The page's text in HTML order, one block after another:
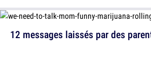
12 messages laissés par des